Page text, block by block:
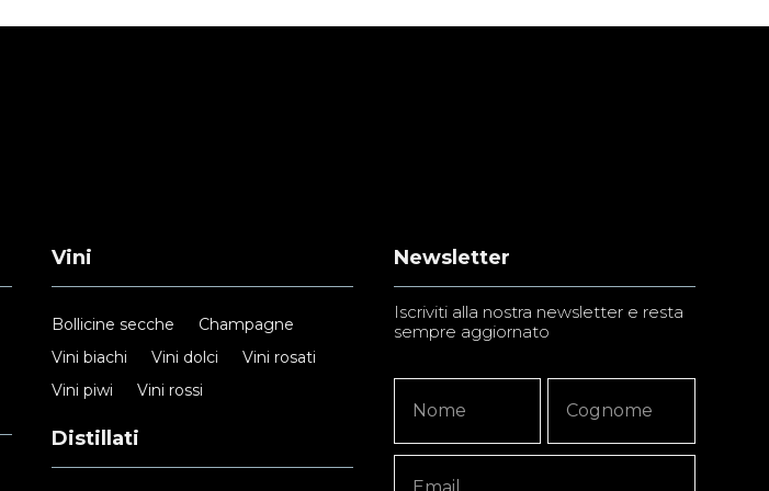
Vini
Bollicine secche
Champagne
Vini biachi
Vini dolci
Vini rosati
Vini piwi
Vini rossi
Distillati
Newsletter
Iscriviti alla nostra newsletter e resta
sempre aggiornato
Signup
Copy